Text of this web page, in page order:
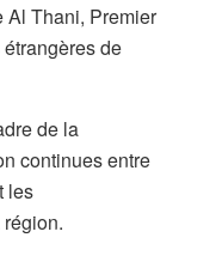
Al Thani, Premier
de
de la
continues entre
les